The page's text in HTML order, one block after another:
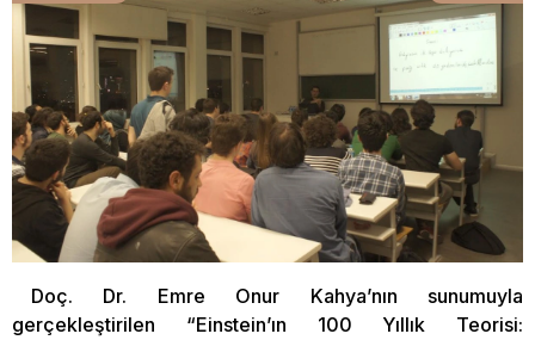
Doç. Dr. Emre Onur Kahya’nın sunumuyla
gerçekleştirilen “Einstein’ın 100 Yıllık Teorisi: